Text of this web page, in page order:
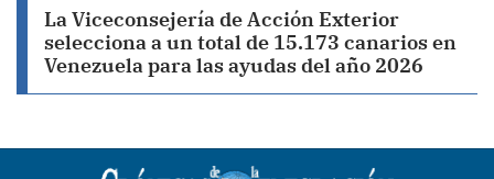
La Viceconsejería de Acción Exterior
selecciona a un total de 15.173 canarios en
Venezuela para las ayudas del año 2026